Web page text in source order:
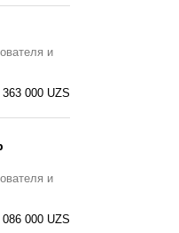
и
363 000 UZS
и
086 000 UZS